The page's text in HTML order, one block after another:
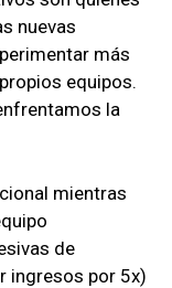
nuevas
más
equipos.
la
mientras
de
ingresos por 5x)